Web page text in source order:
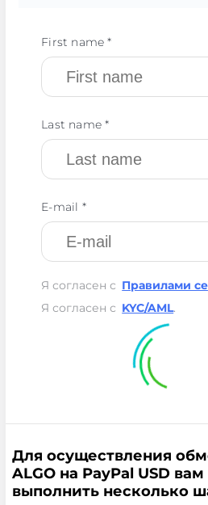
First name *
Last name *
E-mail *
Я согласен с Правилами
Я согласен с KYC/AML.
Для осуществления
ALGO на PayPal USD
выполнить несколько